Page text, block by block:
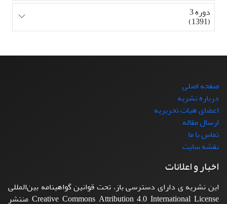
دوره 3
(1391)
صفحه اصلی
درباره نشریه
اعضای هیات تحریریه
ارسال مقاله
تماس با ما
نقشه سایت
اخبار و اعلانات
این نشریه ی دارای دسترسی باز، تحت قوانین گواهینامه بین‌المللی
Creative Commons Attribution 4.0 International License منتشر